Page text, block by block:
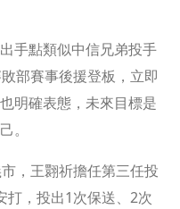
手點類似中信兄弟投手
部賽事後援登板，立即
明確表態，未來目標是
。
，王翾祈擔任第三任投
打，投出1次保送、2次